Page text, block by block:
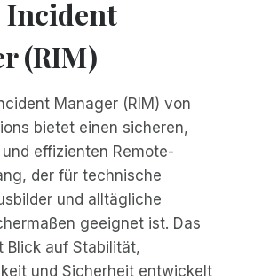
Incident
(RIM)
Manager (RIM) von
bietet einen sicheren,
effizienten Remote-
der für technische
und alltägliche
geeignet ist. Das
Blick auf Stabilität,
und Sicherheit entwickelt